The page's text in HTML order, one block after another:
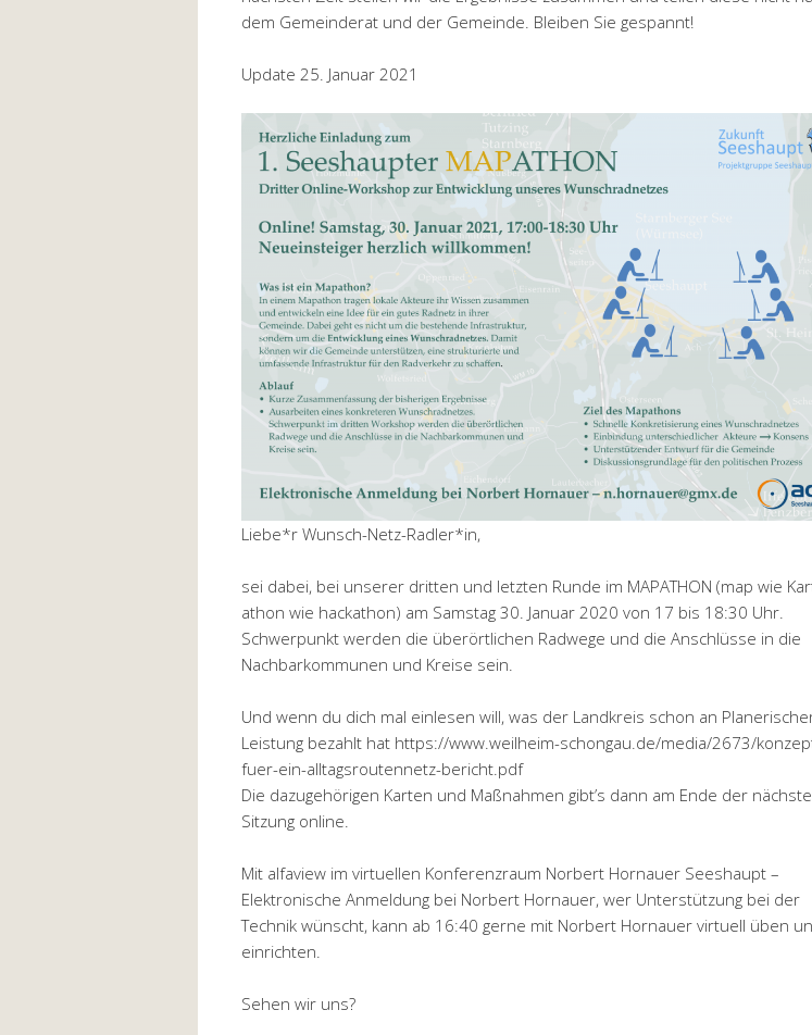
dem Gemeinderat und der Gemeinde. Bleiben Sie gespannt!
Update 25. Januar 2021
Liebe*r Wunsch-Netz-Radler*in,
sei dabei, bei unserer dritten und letzten Runde im MAPATHON (map wie
athon wie hackathon) am Samstag 30. Januar 2020 von 17 bis 18:30 Uhr.
Schwerpunkt werden die überörtlichen Radwege und die Anschlüsse in die
Nachbarkommunen und Kreise sein.
Und wenn du dich mal einlesen will, was der Landkreis schon an
Leistung bezahlt hat https://www.weilheim-schongau.de/media/2673/
fuer-ein-alltagsroutennetz-bericht.pdf
Die dazugehörigen Karten und Maßnahmen gibt’s dann am Ende der
Sitzung online.
Mit alfaview im virtuellen Konferenzraum Norbert Hornauer Seeshaupt –
Elektronische Anmeldung bei Norbert Hornauer, wer Unterstützung bei der
Technik wünscht, kann ab 16:40 gerne mit Norbert Hornauer virtuell üben
einrichten.
Sehen wir uns?